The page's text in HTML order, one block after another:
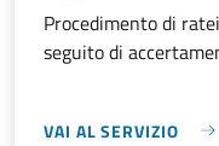
Procedimento di
seguito di
VAI AL SERVIZIO